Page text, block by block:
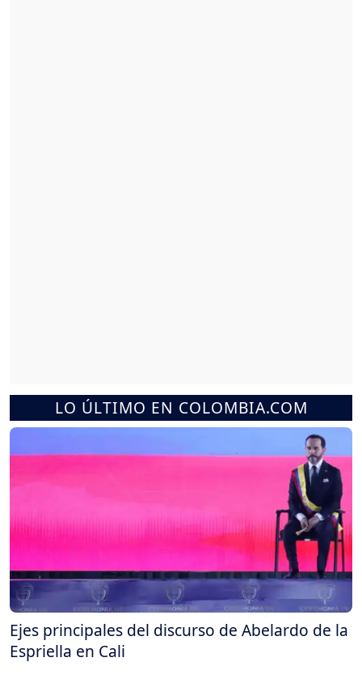
LO ÚLTIMO EN COLOMBIA.COM
Ejes principales del discurso de Abelardo de la
Espriella en Cali